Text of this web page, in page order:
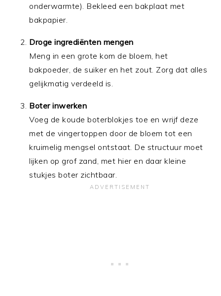
onderwarmte). Bekleed een bakplaat met
bakpapier.
Droge ingrediënten mengen
Meng in een grote kom de bloem, het
bakpoeder, de suiker en het zout. Zorg dat alles
gelijkmatig verdeeld is.
Boter inwerken
Voeg de koude boterblokjes toe en wrijf deze
met de vingertoppen door de bloem tot een
kruimelig mengsel ontstaat. De structuur moet
lijken op grof zand, met hier en daar kleine
stukjes boter zichtbaar.